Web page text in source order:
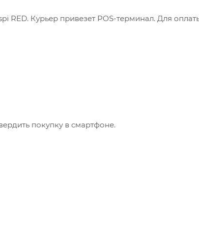
RED. Курьер привезет POS-терминал. Для
покупку в смартфоне.